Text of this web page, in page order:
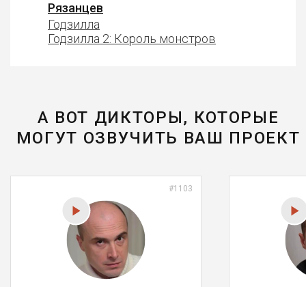
Рязанцев
Годзилла
Годзилла 2: Король монстров
А ВОТ ДИКТОРЫ, КОТОРЫЕ
МОГУТ ОЗВУЧИТЬ ВАШ ПРОЕКТ
#1103